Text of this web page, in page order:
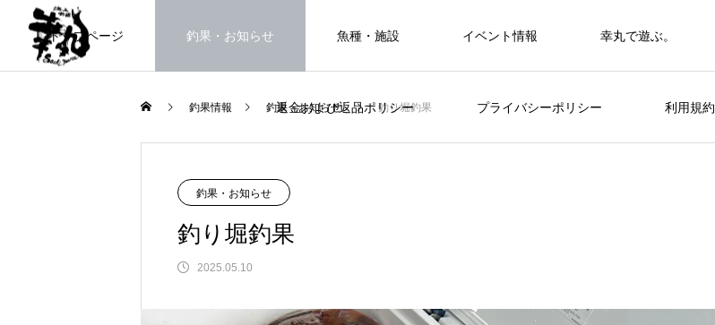
トップページ 釣果・お知らせ 魚種・施設 イベント情報 幸丸で遊ぶ。
返金および返品ポリシー プライバシーポリシー 利用規約
筏・カセ
FEATURE
釣果情報 釣果・お知らせ 釣り堀釣果
釣果・お知らせ
釣り堀釣果
2025.05.10